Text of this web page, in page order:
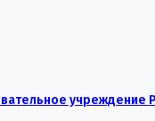
учреждение